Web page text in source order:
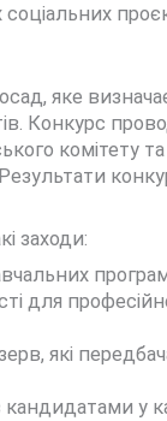
яке
Конкурс
комітету
заходи:
для
які
кандидатами